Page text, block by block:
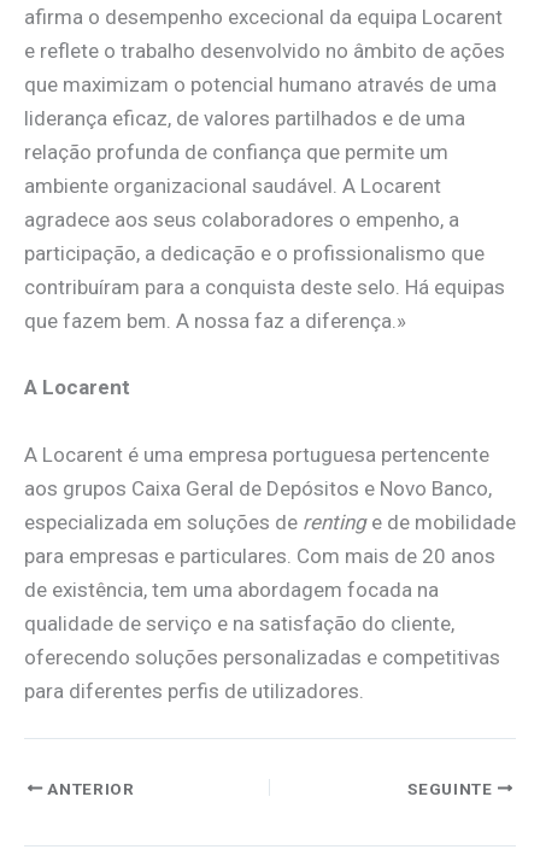
afirma o desempenho excecional da equipa Locarent
e reflete o trabalho desenvolvido no âmbito de ações
que maximizam o potencial humano através de uma
liderança eficaz, de valores partilhados e de uma
relação profunda de confiança que permite um
ambiente organizacional saudável. A Locarent
agradece aos seus colaboradores o empenho, a
participação, a dedicação e o profissionalismo que
contribuíram para a conquista deste selo. Há equipas
que fazem bem. A nossa faz a diferença.»
A Locarent
A Locarent é uma empresa portuguesa pertencente
aos grupos Caixa Geral de Depósitos e Novo Banco,
especializada em soluções de rentinge de mobilidade
para empresas e particulares. Com mais de 20 anos
de existência, tem uma abordagem focada na
qualidade de serviço e na satisfação do cliente,
oferecendo soluções personalizadas e competitivas
para diferentes perfis de utilizadores.
ANTERIOR SEGUINTE